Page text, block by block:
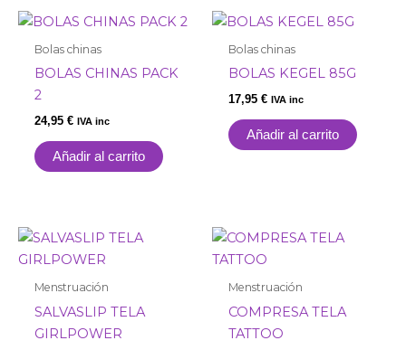
Bolas chinas
BOLAS CHINAS PACK
2
24,95 € IVA inc
Añadir al carrito
Bolas chinas
BOLAS KEGEL 85G
17,95 € IVA inc
Añadir al carrito
Menstruación
SALVASLIP TELA
GIRLPOWER
Menstruación
COMPRESA TELA
TATTOO